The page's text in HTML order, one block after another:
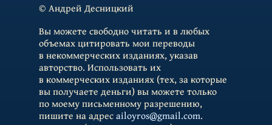
© Андрей Десницкий
Вы можете свободно читать и в любых
объемах цитировать мои переводы
в некоммерческих изданиях, указав
авторство. Использовать их
в коммерческих изданиях (тех, за которые
вы получаете деньги) вы можете только
по моему письменному разрешению,
пишите на адресailoyros@gmail.com.